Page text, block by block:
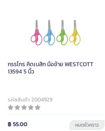
กรรไกร คิดเบสิก มือซ้าย WESTCOTT
13594 5 นิ้ว
รหัสสินค้า 2004929
฿ 55.00 หมดชั่วคราว